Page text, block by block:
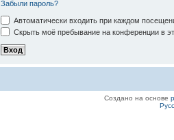
Забыли пароль?
Автоматически входить при каждом
Скрыть моё пребывание на конференции в
Создано на основе